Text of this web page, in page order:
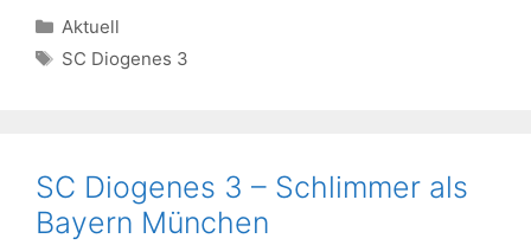
Kategorien
Aktuell
Schlagwörter
SC Diogenes 3
SC Diogenes 3 – Schlimmer als
Bayern München